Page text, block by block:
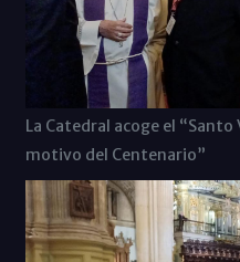
La Catedral acoge el “Santo
motivo del Centenario”